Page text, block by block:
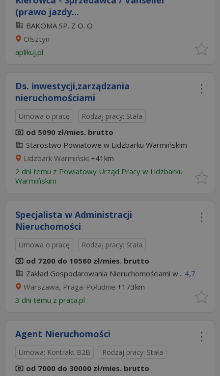
(prawo jazdy...
BAKOMA SP. Z O. O
Olsztyn
aplikuj.pl
Ds. inwestycji,zarządzania
nieruchomościami
Umowa o pracę Rodzaj pracy: Stała
od 5090 zł/mies. brutto
Starostwo Powiatowe w Lidzbarku Warmińskim
Lidzbark Warmiński +41km
2 dni temu z Powiatowy Urząd Pracy w Lidzbarku
Warmińskim
Specjalista w Administracji
Nieruchomości
Umowa o pracę Rodzaj pracy: Stała
od 7200 do 10560 zł/mies. brutto
Zakład Gospodarowania Nieruchomościami w... 4,7
Warszawa, Praga-Południe +173km
3 dni temu z praca.pl
Agent Nieruchomości
Umowa: Kontrakt B2B Rodzaj pracy: Stała
od 7000 do 30000 zł/mies. brutto